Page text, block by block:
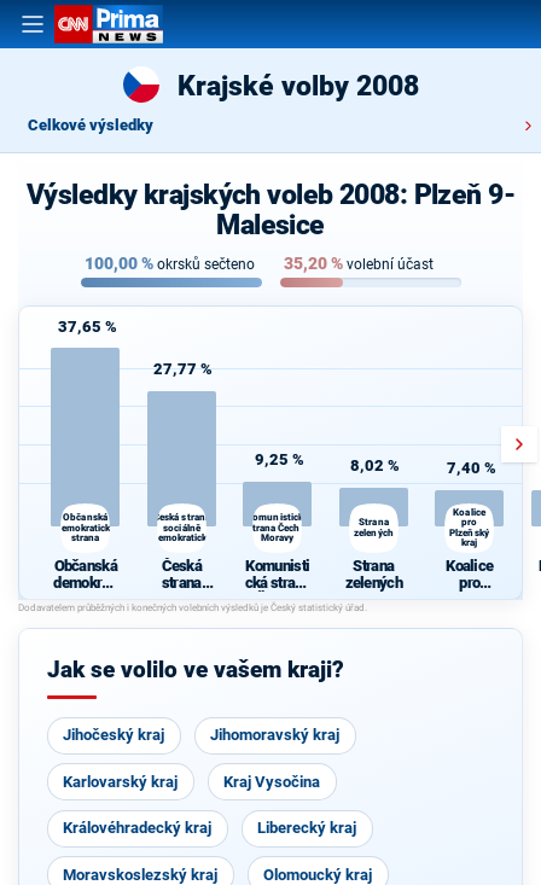
Krajské volby 2008
Celkové výsledky
Výsledky krajských voleb 2008: Plzeň 9-
Malesice
100,00% okrsků sečteno 35,20% volební účast
37,65 %
Občanská
demokratická
strana
Občanská
demokrati
cká strana
27,77 %
Česká strana
sociálně
demokratická
Česká
strana
sociálně
demokrati
cká
9,25 %
Komunistická
strana Čech a
Moravy
Komunisti
cká strana
Čech a
Moravy
8,02 %
Strana
zelených
Strana
zelených
7,40 %
Koalice
pro
Plzeňský
kraj
Koalice
pro
Plzeňský
Jak se volilo ve vašem kraji?
Jihočeský kraj Jihomoravský kraj
Karlovarský kraj Kraj Vysočina
Královéhradecký kraj Liberecký kraj
Moravskoslezský kraj Olomoucký kraj